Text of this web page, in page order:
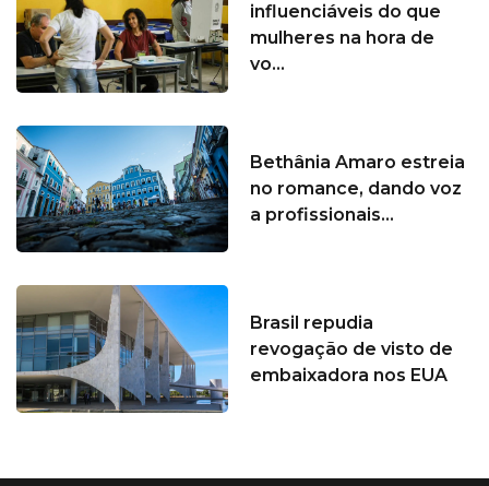
influenciáveis do que
mulheres na hora de
vo...
Bethânia Amaro estreia
no romance, dando voz
a profissionais...
Brasil repudia
revogação de visto de
embaixadora nos EUA